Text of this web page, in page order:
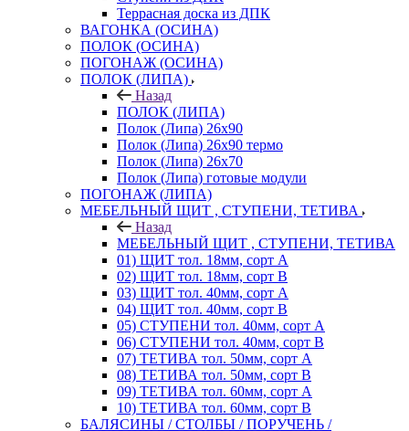
Террасная доска из ДПК
ВАГОНКА (ОСИНА)
ПОЛОК (ОСИНА)
ПОГОНАЖ (ОСИНА)
ПОЛОК (ЛИПА)
Назад
ПОЛОК (ЛИПА)
Полок (Липа) 26х90
Полок (Липа) 26х90 термо
Полок (Липа) 26х70
Полок (Липа) готовые модули
ПОГОНАЖ (ЛИПА)
МЕБЕЛЬНЫЙ ЩИТ , СТУПЕНИ, ТЕТИВА
Назад
МЕБЕЛЬНЫЙ ЩИТ , СТУПЕНИ, ТЕТИВА
01) ЩИТ тол. 18мм, сорт А
02) ЩИТ тол. 18мм, сорт В
03) ЩИТ тол. 40мм, сорт А
04) ЩИТ тол. 40мм, сорт В
05) СТУПЕНИ тол. 40мм, сорт А
06) СТУПЕНИ тол. 40мм, сорт В
07) ТЕТИВА тол. 50мм, сорт А
08) ТЕТИВА тол. 50мм, сорт В
09) ТЕТИВА тол. 60мм, сорт А
10) ТЕТИВА тол. 60мм, сорт В
БАЛЯСИНЫ / СТОЛБЫ / ПОРУЧЕНЬ /